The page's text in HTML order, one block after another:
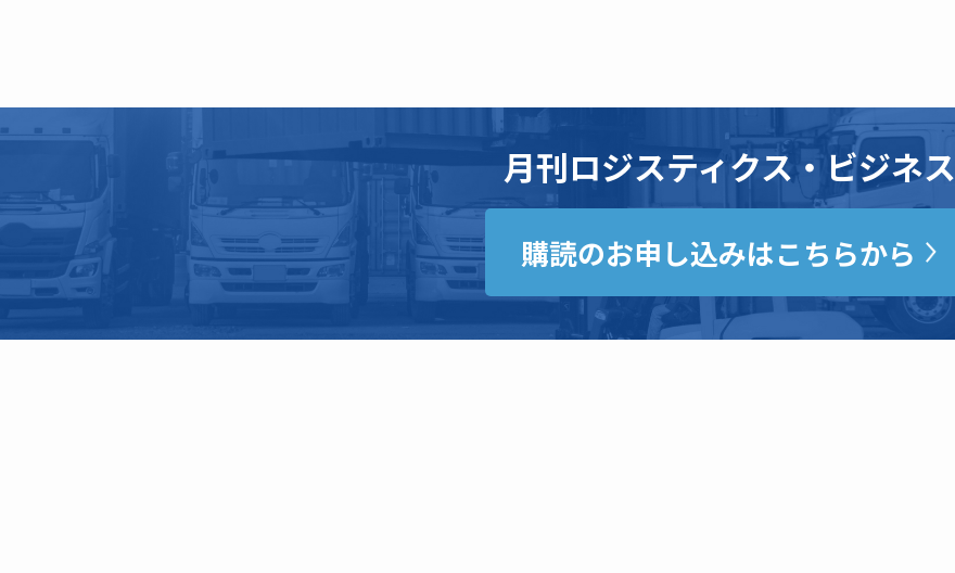
月刊ロジスティクス・ビジネス
購読のお申し込みはこちらから